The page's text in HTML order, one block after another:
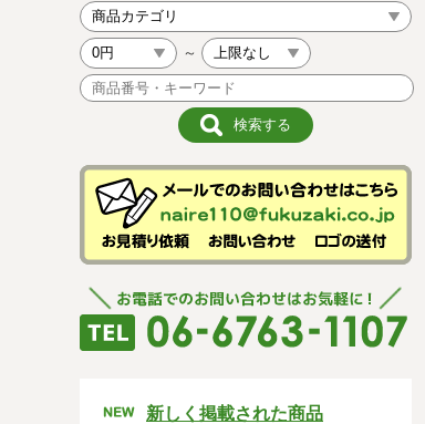
～
新しく掲載された商品